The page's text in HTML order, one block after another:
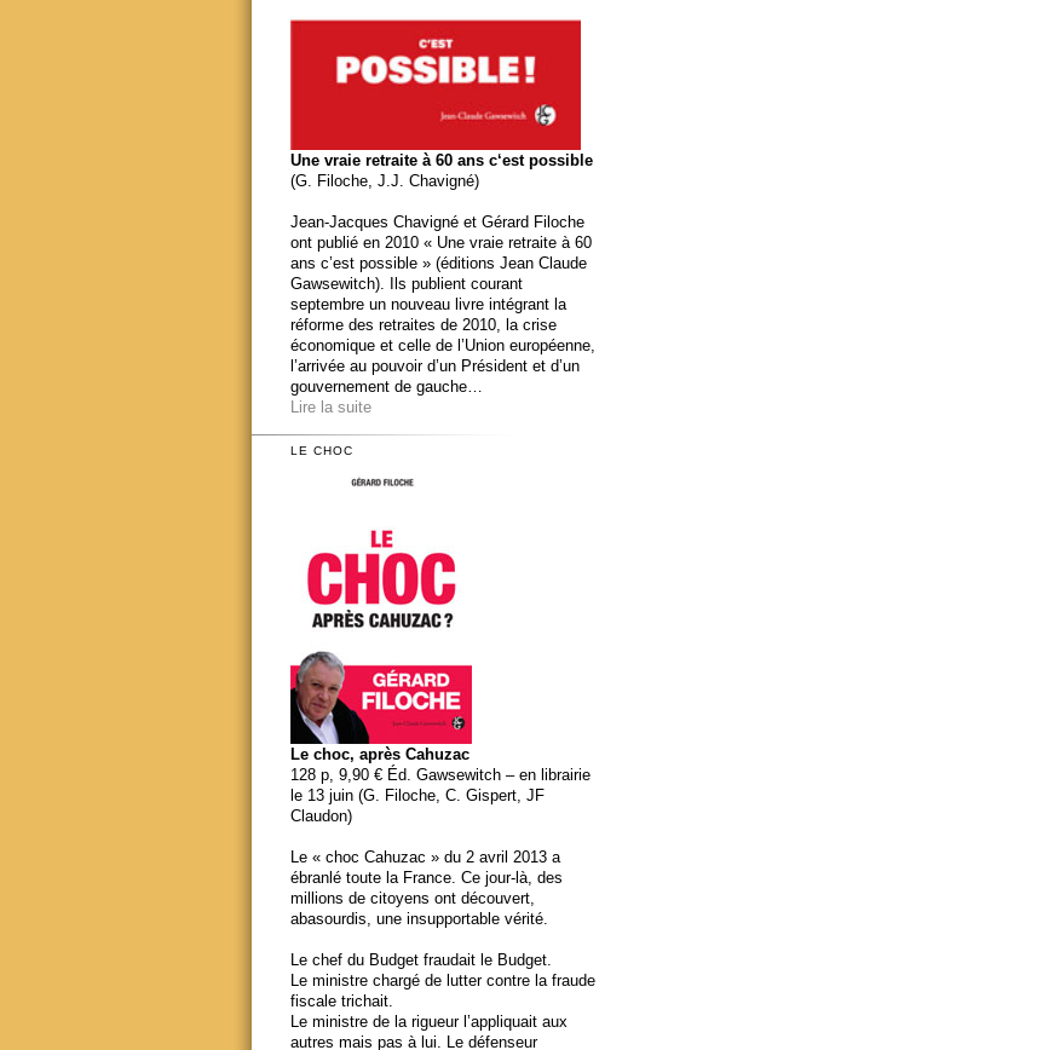
Une vraie retraite à 60 ans c‘est possible
(G. Filoche, J.J. Chavigné)
Jean-Jacques Chavigné et Gérard Filoche
ont publié en 2010 « Une vraie retraite à 60
ans c’est possible » (éditions Jean Claude
Gawsewitch). Ils publient courant
septembre un nouveau livre intégrant la
réforme des retraites de 2010, la crise
économique et celle de l’Union européenne,
l’arrivée au pouvoir d’un Président et d’un
gouvernement de gauche…
Lire la suite
LE CHOC
Le choc, après Cahuzac
128 p, 9,90 € Éd. Gawsewitch – en librairie
le 13 juin (G. Filoche, C. Gispert, JF
Claudon)
Le « choc Cahuzac » du 2 avril 2013 a
ébranlé toute la France. Ce jour-là, des
millions de citoyens ont découvert,
abasourdis, une insupportable vérité.
Le chef du Budget fraudait le Budget.
Le ministre chargé de lutter contre la fraude
fiscale trichait.
Le ministre de la rigueur l’appliquait aux
autres mais pas à lui. Le défenseur